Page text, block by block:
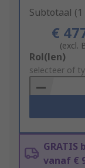
Subtotaal
€
(excl.
Add
to
Basket
Rol(len)
selecteer of
vanaf €